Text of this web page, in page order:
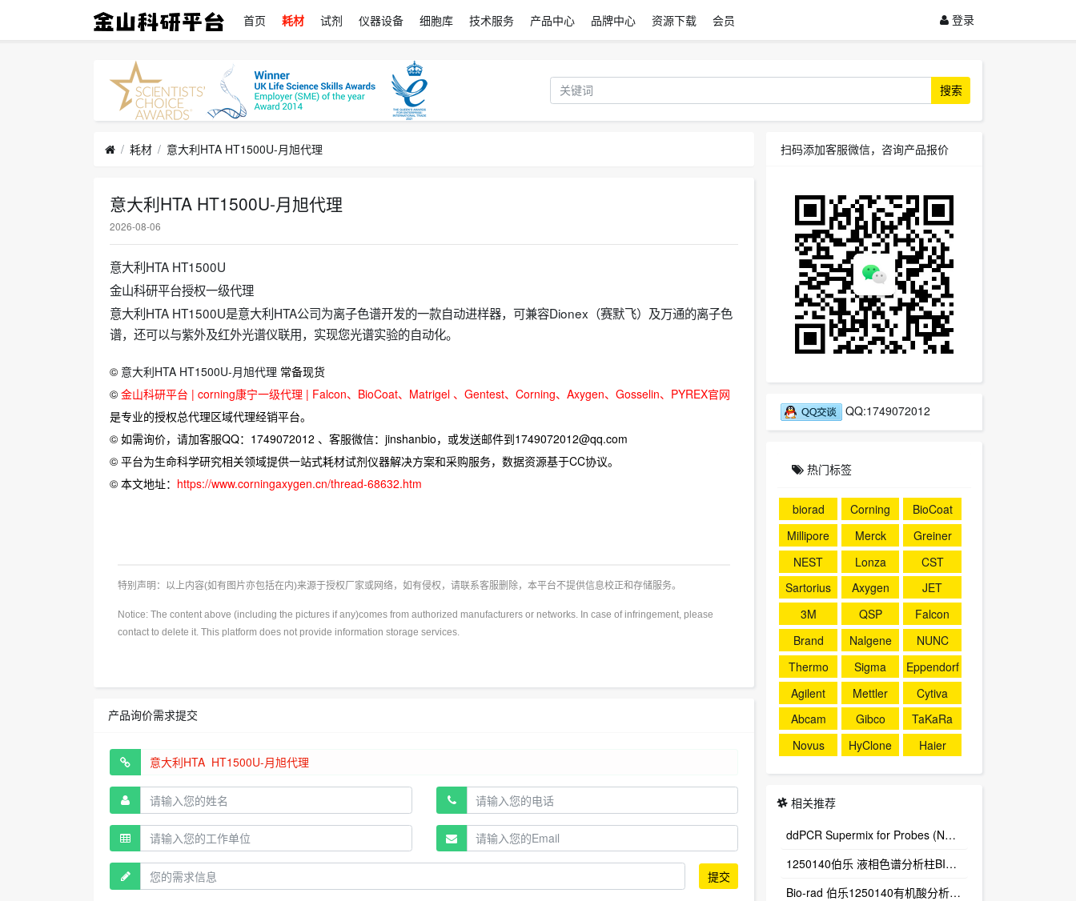
首页 耗材 试剂 仪器设备 细胞库 技术服务 产品中心 品牌中心 资源下载 会员 登录
搜索
耗材 意大利HTA HT1500U-月旭代理
意大利HTA HT1500U-月旭代理
2026-08-06
意大利HTA HT1500U
金山科研平台授权一级代理
意大利HTA HT1500U是意大利HTA公司为离子色谱开发的一款自动进样器，可兼容Dionex（赛默飞）及万通的离子色
谱，还可以与紫外及红外光谱仪联用，实现您光谱实验的自动化。
© 意大利HTA HT1500U-月旭代理 常备现货
© 金山科研平台 | corning康宁一级代理 | Falcon、BioCoat、Matrigel 、Gentest、Corning、Axygen、Gosselin、PYREX官网
是专业的授权总代理区域代理经销平台。
© 如需询价，请加客服QQ：1749072012 、客服微信：jinshanbio，或发送邮件到1749072012@qq.com
© 平台为生命科学研究相关领域提供一站式耗材试剂仪器解决方案和采购服务，数据资源基于CC协议。
© 本文地址： https://www.corningaxygen.cn/thread-68632.htm
特别声明：以上内容(如有图片亦包括在内)来源于授权厂家或网络，如有侵权，请联系客服删除，本平台不提供信息校正和存储服务。
Notice: The content above (including the pictures if any)comes from authorized manufacturers or networks. In case of infringement, please
contact to delete it. This platform does not provide information storage services.
产品询价需求提交
提交
扫码添加客服微信，咨询产品报价
QQ:1749072012
热门标签
biorad Corning
BioCoat
Millipore
Merck
Greiner
NEST
Lonza
CST
Sartorius
Axygen
JET
3M
QSP
Falcon
Brand
Nalgene
NUNC
Thermo
Sigma
Eppendorf
Agilent
Mettler
Cytiva
Abcam
Gibco
TaKaRa
Novus
HyClone Haier
相关推荐
ddPCR Supermix for Probes (No dUTP) 1863024
1250140伯乐 液相色谱分析柱BIO-RAD Aminex HPX-87H Column
Bio-rad 伯乐1250140有机酸分析柱 1250129保护柱芯 1250131保护柱套